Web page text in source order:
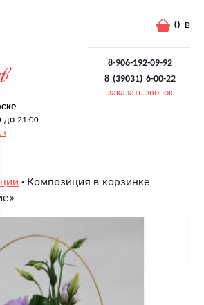
8-906-192-09-92
8 (39031) 6-00-22
заказать звонок
до 21:00
0
Композиция в корзинке